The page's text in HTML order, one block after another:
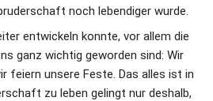
noch lebendiger wurde.
entwickeln konnte, vor allem die
ganz wichtig geworden sind: Wir
feiern unsere Feste. Das alles ist in
zu leben gelingt nur deshalb,